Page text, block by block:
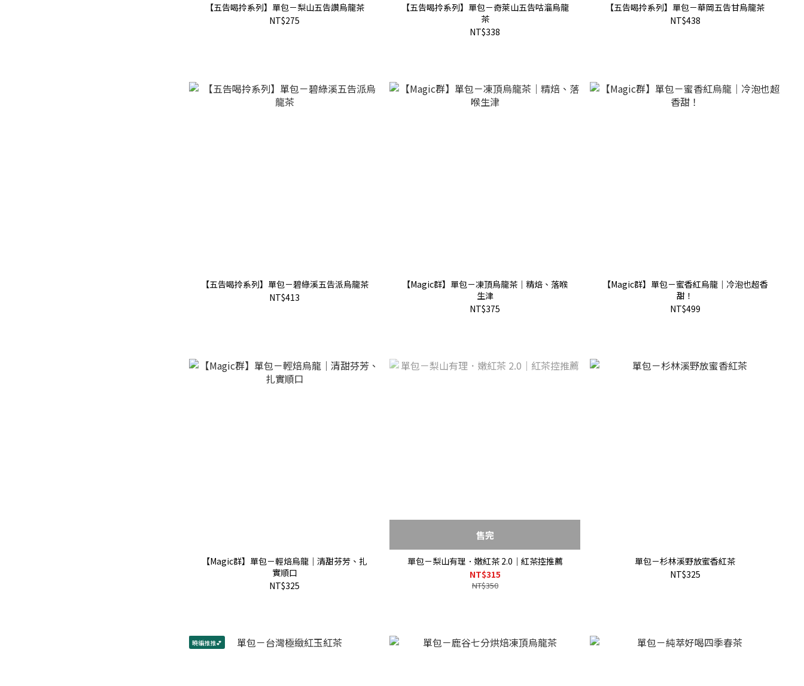
【五告喝拎系列】單包－梨山五告讚烏龍茶
NT$275
【五告喝拎系列】單包－奇萊山五告咕溜烏龍
茶
NT$338
【五告喝拎系列】單包－華岡五告甘烏龍茶
NT$438
【五告喝拎系列】單包－碧綠溪五告派烏龍茶
NT$413
【Magic群】單包－凍頂烏龍茶｜精焙、落喉
生津
NT$375
【Magic群】單包－蜜香紅烏龍｜冷泡也超香
甜！
NT$499
【Magic群】單包－輕焙烏龍｜清甜芬芳、扎
實順口
NT$325
售完
單包－梨山有理．嫩紅茶 2.0｜紅茶控推薦
NT$315
NT$350
單包－杉林溪野放蜜香紅茶
NT$325
曉編推推💕